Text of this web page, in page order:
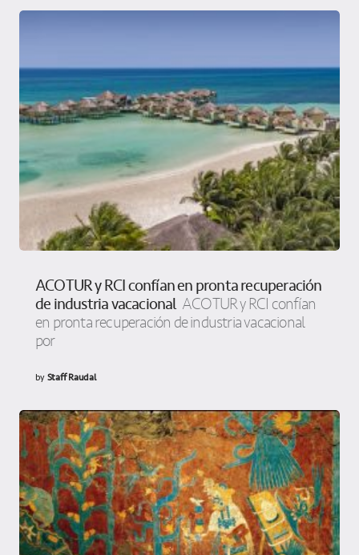
ACOTUR y RCI confían en pronta recuperación
de industria vacacional ACOTUR y RCI confían
en pronta recuperación de industria vacacional
por
byStaff Raudal